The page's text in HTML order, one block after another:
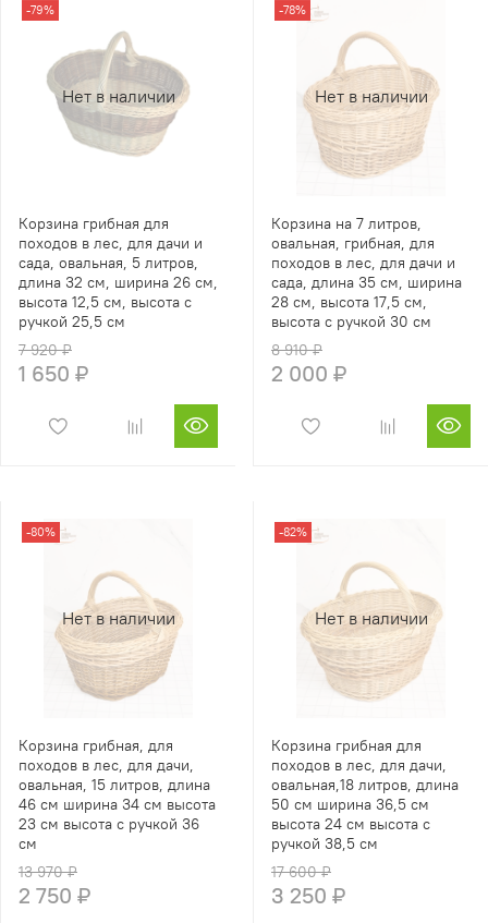
Нет в наличии
-79%
Корзина грибная для
походов в лес, для дачи и
сада, овальная, 5 литров,
длина 32 см, ширина 26 см,
высота 12,5 см, высота с
ручкой 25,5 см
7 920 ₽
1 650 ₽
Нет в наличии
-78%
Корзина на 7 литров,
овальная, грибная, для
походов в лес, для дачи и
сада, длина 35 см, ширина
28 см, высота 17,5 см,
высота с ручкой 30 см
8 910 ₽
2 000 ₽
Нет в наличии
-80%
Корзина грибная, для
походов в лес, для дачи,
овальная, 15 литров, длина
46 см ширина 34 см высота
23 см высота с ручкой 36
см
13 970 ₽
2 750 ₽
Нет в наличии
-82%
Корзина грибная для
походов в лес, для дачи,
овальная,18 литров, длина
50 см ширина 36,5 см
высота 24 см высота с
ручкой 38,5 см
17 600 ₽
3 250 ₽